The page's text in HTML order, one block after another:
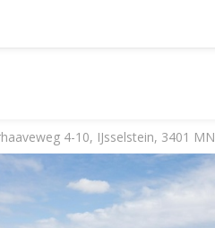
4-10, IJsselstein, 3401 MN